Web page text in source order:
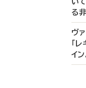
る
ヴ
「
イ